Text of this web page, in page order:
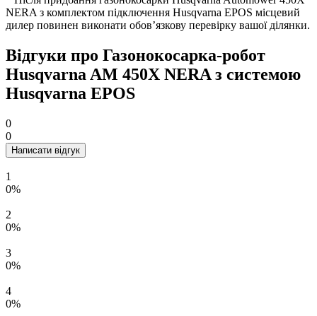
NERA з комплектом підключення Husqvarna EPOS місцевий
дилер повинен виконати обов’язкову перевірку вашої ділянки.
Відгуки про Газонокосарка-робот
Husqvarna AM 450X NERA з системою
Husqvarna EPOS
0
0
Написати відгук
1
0%
2
0%
3
0%
4
0%